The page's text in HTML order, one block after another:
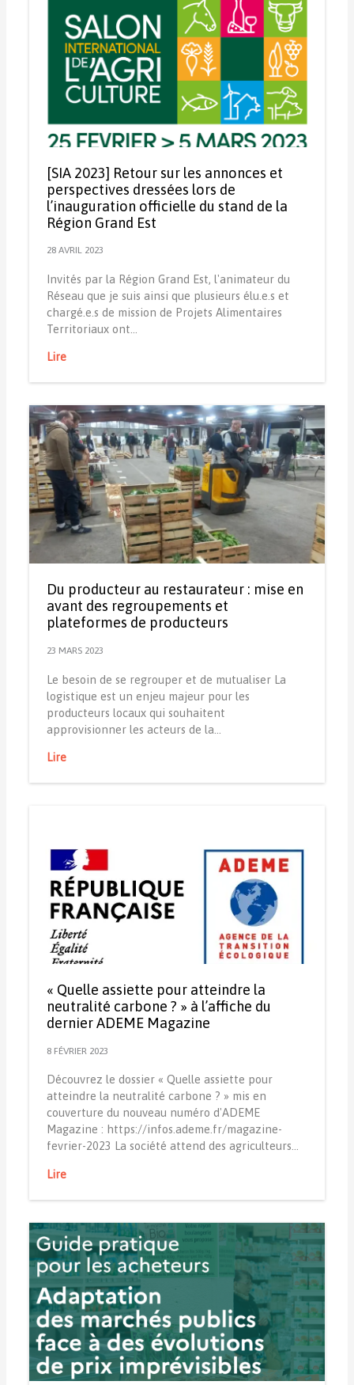
[SIA 2023] Retour sur les annonces et
perspectives dressées lors de
l’inauguration officielle du stand de la
Région Grand Est
28 AVRIL 2023
Invités par la Région Grand Est, l'animateur du
Réseau que je suis ainsi que plusieurs élu.e.s et
chargé.e.s de mission de Projets Alimentaires
Territoriaux ont…
Lire
Du producteur au restaurateur : mise en
avant des regroupements et
plateformes de producteurs
23 MARS 2023
Le besoin de se regrouper et de mutualiser La
logistique est un enjeu majeur pour les
producteurs locaux qui souhaitent
approvisionner les acteurs de la…
Lire
« Quelle assiette pour atteindre la
neutralité carbone ? » à l’affiche du
dernier ADEME Magazine
8 FÉVRIER 2023
Découvrez le dossier « Quelle assiette pour
atteindre la neutralité carbone ? » mis en
couverture du nouveau numéro d'ADEME
Magazine : https://infos.ademe.fr/magazine-
fevrier-2023 La société attend des agriculteurs…
Lire